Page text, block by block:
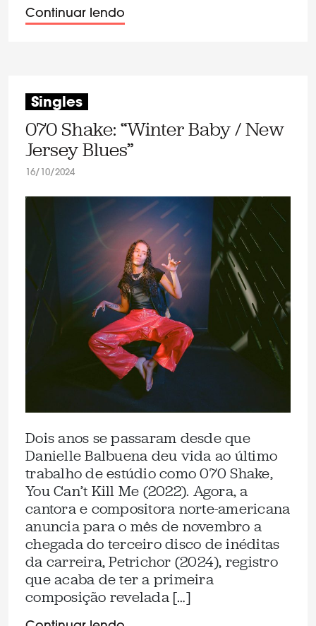
Continuar lendo
Singles
070 Shake: “Winter Baby / New
Jersey Blues”
16/10/2024
Dois anos se passaram desde que
Danielle Balbuena deu vida ao último
trabalho de estúdio como 070 Shake,
You Can’t Kill Me (2022). Agora, a
cantora e compositora norte-americana
anuncia para o mês de novembro a
chegada do terceiro disco de inéditas
da carreira, Petrichor (2024), registro
que acaba de ter a primeira
composição revelada […]